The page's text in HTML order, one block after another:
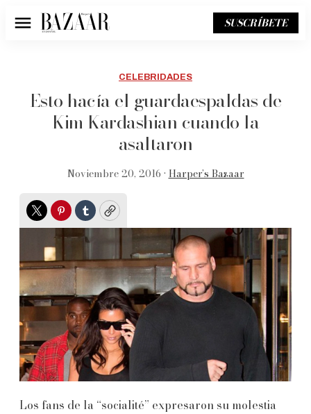
Menú SUSCRÍBETE
CELEBRIDADES
Esto hacía el guardaespaldas de
Kim Kardashian cuando la
asaltaron
Noviembre 20, 2016 • Harper’s Bazaar
TwitterPinterest
TumblrCopy
Los fans de la “socialité” expresaron su molestia